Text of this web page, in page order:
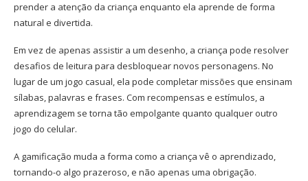
prender a atenção da criança enquanto ela aprende de forma
natural e divertida.
Em vez de apenas assistir a um desenho, a criança pode resolver
desafios de leitura para desbloquear novos personagens. No
lugar de um jogo casual, ela pode completar missões que ensinam
sílabas, palavras e frases. Com recompensas e estímulos, a
aprendizagem se torna tão empolgante quanto qualquer outro
jogo do celular.
A gamificação muda a forma como a criança vê o aprendizado,
tornando-o algo prazeroso, e não apenas uma obrigação.